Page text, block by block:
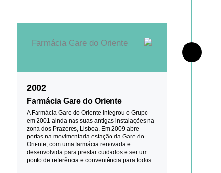
2002
Farmácia Gare do Oriente
A Farmácia Gare do Oriente integrou o Grupo
em 2001 ainda nas suas antigas instalações na
zona dos Prazeres, Lisboa. Em 2009 abre
portas na movimentada estação da Gare do
Oriente, com uma farmácia renovada e
desenvolvida para prestar cuidados e ser um
ponto de referência e conveniência para todos.